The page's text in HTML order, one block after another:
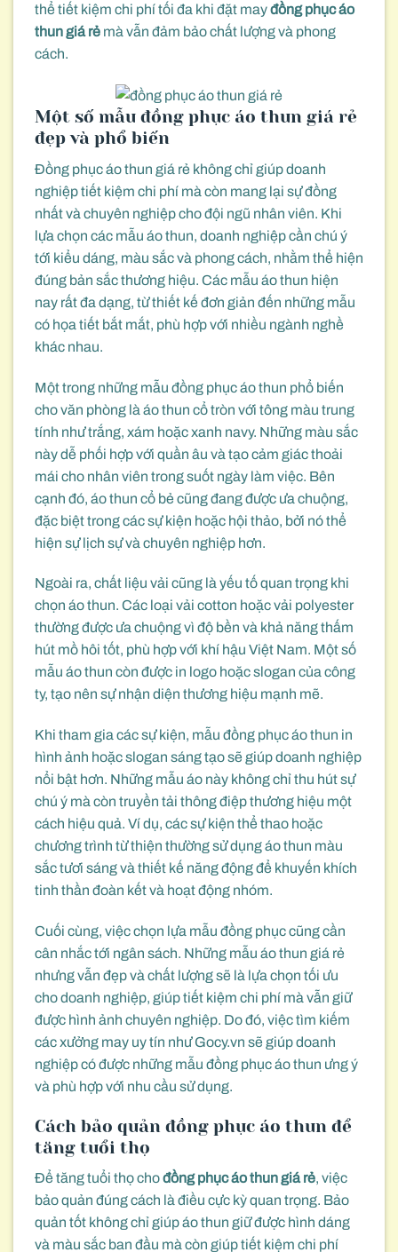
thể tiết kiệm chi phí tối đa khi đặt mayđồng phục áo
thun giá rẻ mà vẫn đảm bảo chất lượng và phong
cách.
Một số mẫu đồng phục áo thun giá rẻ
đẹp và phổ biến
Đồng phục áo thun giá rẻ không chỉ giúp doanh
nghiệp tiết kiệm chi phí mà còn mang lại sự đồng
nhất và chuyên nghiệp cho đội ngũ nhân viên. Khi
lựa chọn các mẫu áo thun, doanh nghiệp cần chú ý
tới kiểu dáng, màu sắc và phong cách, nhằm thể hiện
đúng bản sắc thương hiệu. Các mẫu áo thun hiện
nay rất đa dạng, từ thiết kế đơn giản đến những mẫu
có họa tiết bắt mắt, phù hợp với nhiều ngành nghề
khác nhau.
Một trong những mẫu đồng phục áo thun phổ biến
cho văn phòng là áo thun cổ tròn với tông màu trung
tính như trắng, xám hoặc xanh navy. Những màu sắc
này dễ phối hợp với quần âu và tạo cảm giác thoải
mái cho nhân viên trong suốt ngày làm việc. Bên
cạnh đó, áo thun cổ bẻ cũng đang được ưa chuộng,
đặc biệt trong các sự kiện hoặc hội thảo, bởi nó thể
hiện sự lịch sự và chuyên nghiệp hơn.
Ngoài ra, chất liệu vải cũng là yếu tố quan trọng khi
chọn áo thun. Các loại vải cotton hoặc vải polyester
thường được ưa chuộng vì độ bền và khả năng thấm
hút mồ hôi tốt, phù hợp với khí hậu Việt Nam. Một số
mẫu áo thun còn được in logo hoặc slogan của công
ty, tạo nên sự nhận diện thương hiệu mạnh mẽ.
Khi tham gia các sự kiện, mẫu đồng phục áo thun in
hình ảnh hoặc slogan sáng tạo sẽ giúp doanh nghiệp
nổi bật hơn. Những mẫu áo này không chỉ thu hút sự
chú ý mà còn truyền tải thông điệp thương hiệu một
cách hiệu quả. Ví dụ, các sự kiện thể thao hoặc
chương trình từ thiện thường sử dụng áo thun màu
sắc tươi sáng và thiết kế năng động để khuyến khích
tinh thần đoàn kết và hoạt động nhóm.
Cuối cùng, việc chọn lựa mẫu đồng phục cũng cần
cân nhắc tới ngân sách. Những mẫu áo thun giá rẻ
nhưng vẫn đẹp và chất lượng sẽ là lựa chọn tối ưu
cho doanh nghiệp, giúp tiết kiệm chi phí mà vẫn giữ
được hình ảnh chuyên nghiệp. Do đó, việc tìm kiếm
các xưởng may uy tín như Gocy.vn sẽ giúp doanh
nghiệp có được những mẫu đồng phục áo thun ưng ý
và phù hợp với nhu cầu sử dụng.
Cách bảo quản đồng phục áo thun để
tăng tuổi thọ
Để tăng tuổi thọ chođồng phục áo thun giá rẻ, việc
bảo quản đúng cách là điều cực kỳ quan trọng. Bảo
quản tốt không chỉ giúp áo thun giữ được hình dáng
và màu sắc ban đầu mà còn giúp tiết kiệm chi phí